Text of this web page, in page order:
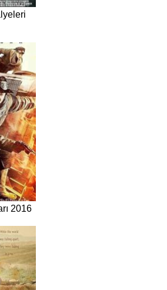
2016